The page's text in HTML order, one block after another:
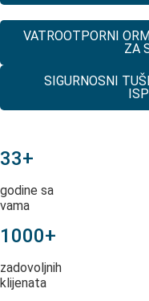
VATROOTPORNI
ZA
SIGURNOSNI
33+
godine sa
vama
1000+
zadovoljnih
klijenata